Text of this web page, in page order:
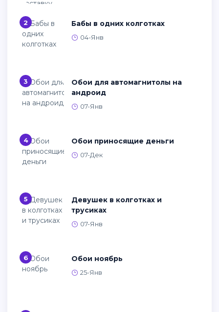
2 Бабы в одних колготках
04-Янв
3
Обои для автомагнитолы на
андроид
07-Янв
4 Обои приносящие деньги
07-Дек
5
Девушек в колготках и
трусиках
07-Янв
6 Обои ноябрь
25-Янв